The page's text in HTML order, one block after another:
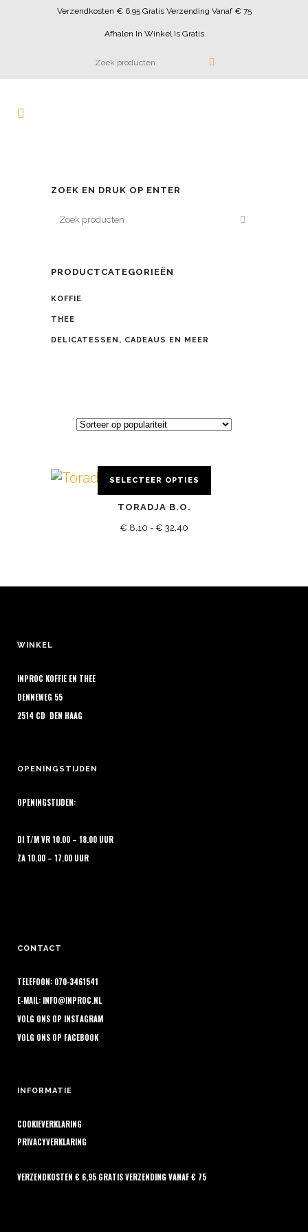
Verzendkosten € 6,95 Gratis Verzending Vanaf € 75
Afhalen In Winkel Is Gratis
ZOEK EN DRUK OP ENTER
PRODUCTCATEGORIEËN
KOFFIE
THEE
DELICATESSEN, CADEAUS EN MEER
SELECTEER OPTIES
Deze
op
de
productpagina
TORADJA B.O.
€ 8,10 - € 32,40
€ 32,40
WINKEL
INPROC KOFFIE EN THEE
DENNEWEG 55
2514 CD DEN HAAG
OPENINGSTIJDEN
OPENINGSTIJDEN:
DI T/M VR 10.00 – 18.00 UUR
ZA 10.00 – 17.00 UUR
CONTACT
TELEFOON: 070-3461541
E-MAIL: INFO@INPROC.NL
VOLG ONS OP INSTAGRAM
VOLG ONS OP FACEBOOK
INFORMATIE
COOKIEVERKLARING
PRIVACYVERKLARING
VERZENDKOSTEN € 6,95 GRATIS VERZENDING VANAF € 75